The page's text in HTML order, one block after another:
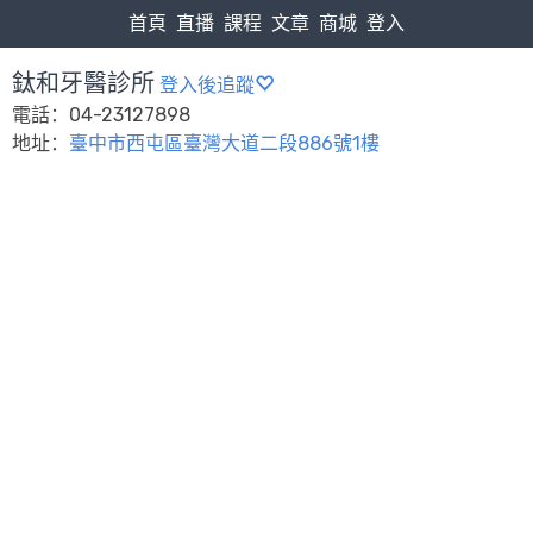
首頁 直播 課程 文章 商城 登入
鈦和牙醫診所 登入後追蹤
電話：04-23127898
地址： 臺中市西屯區臺灣大道二段886號1樓